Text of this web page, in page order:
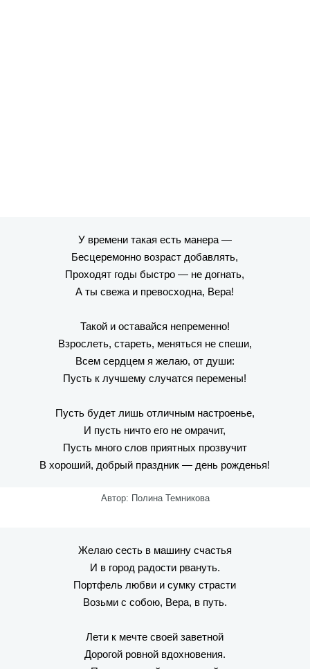
У времени такая есть манера —
Бесцеремонно возраст добавлять,
Проходят годы быстро — не догнать,
А ты свежа и превосходна, Вера!
Такой и оставайся непременно!
Взрослеть, стареть, меняться не спеши,
Всем сердцем я желаю, от души:
Пусть к лучшему случатся перемены!
Пусть будет лишь отличным настроенье,
И пусть ничто его не омрачит,
Пусть много слов приятных прозвучит
В хороший, добрый праздник — день рожденья!
Автор: Полина Темникова
Желаю сесть в машину счастья
И в город радости рвануть.
Портфель любви и сумку страсти
Возьми с собою, Вера, в путь.
Лети к мечте своей заветной
Дорогой ровной вдохновения.